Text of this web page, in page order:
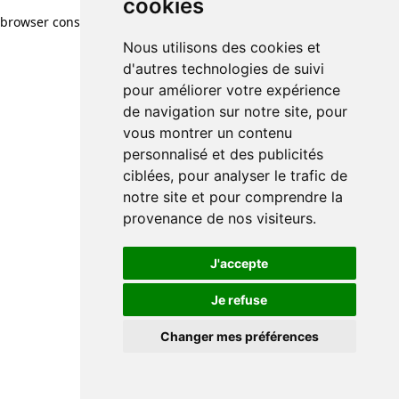
cookies
Nous utilisons des cookies et
d'autres technologies de suivi
pour améliorer votre expérience
de navigation sur notre site, pour
vous montrer un contenu
personnalisé et des publicités
ciblées, pour analyser le trafic de
notre site et pour comprendre la
provenance de nos visiteurs.
J'accepte
Je refuse
Changer mes préférences
browser console for more information)